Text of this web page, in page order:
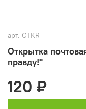
арт. OTKR
Открытка
правду!"
120 ₽